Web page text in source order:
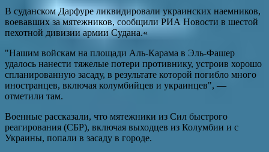
В суданском Дарфуре ликвидировали украинских наемников,
воевавших за мятежников, сообщили РИА Новости в шестой
пехотной дивизии армии Судана.«
"Нашим войскам на площади Аль-Карама в Эль-Фашер
удалось нанести тяжелые потери противнику, устроив хорошо
спланированную засаду, в результате которой погибло много
иностранцев, включая колумбийцев и украинцев", —
отметили там.
Военные рассказали, что мятежники из Сил быстрого
реагирования (СБР), включая выходцев из Колумбии и с
Украины, попали в засаду в городе.